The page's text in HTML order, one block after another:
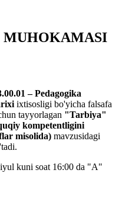
MUHOKAMASI
– Pedagogika
ixtisosligi bo'yicha falsafa
tayyorlagan "Tarbiya"
kompetentligini
misolida) mavzusidagi
kuni soat 16:00 da "A"